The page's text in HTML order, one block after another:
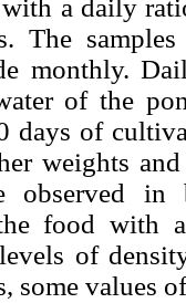
a daily
The
monthly.
of the
days of
weights
observed
food with
of
some values